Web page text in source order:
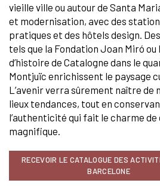
vieille ville ou autour de Santa
et modernisation, avec des
pratiques et des hôtels design.
tels que la Fondation Joan Miró ou
d’histoire de Catalogne dans le
Montjuïc enrichissent le paysage
L’avenir verra sûrement naître de
lieux tendances, tout en
l’authenticité qui fait le charme
magnifique.
RECEVOIR LE CATALOGUE DES
BARCELONE